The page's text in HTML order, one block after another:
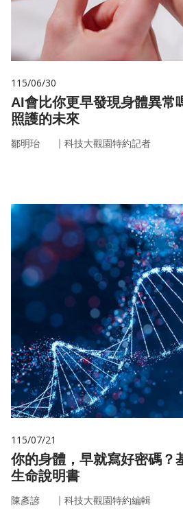
115/06/30
AI會比你更早發現身體異常
照護的未來
鄒明珆 ｜ 科技大觀園特約記者
115/07/21
你的身體，早就寫好密碼？
生命說明書
陳彥諺 ｜ 科技大觀園特約編輯